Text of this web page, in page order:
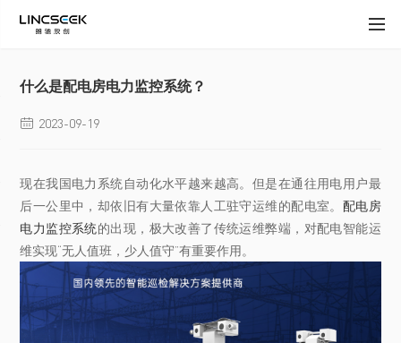
什么是配电房电力监控系统？
 2023-09-19
现在我国电力系统自动化水平越来越高。但是在通往用电用户最
后一公里中，却依旧有大量依靠人工驻守运维的配电室。 配电房
电力监控系统的出现，极大改善了传统运维弊端，对配电智能运
维实现“无人值班，少人值守”有重要作用。